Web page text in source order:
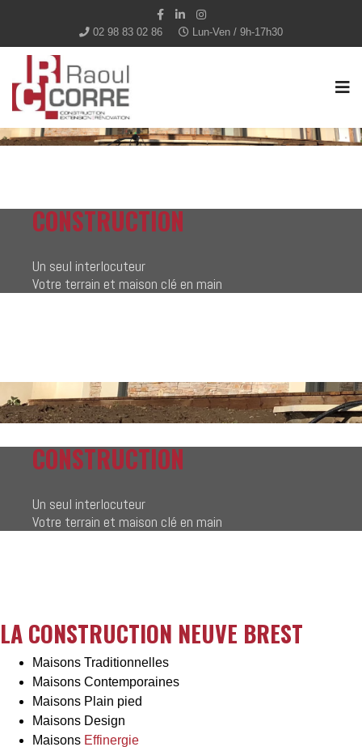
02 98 83 02 86 Lun-Ven / 9h-17h30
CONSTRUCTION
Un seul interlocuteur
Votre terrain et maison clé en main
CONSTRUCTION
Un seul interlocuteur
Votre terrain et maison clé en main
LA CONSTRUCTION NEUVE BREST
Maisons Traditionnelles
Maisons Contemporaines
Maisons Plain pied
Maisons Design
Maisons Effinergie